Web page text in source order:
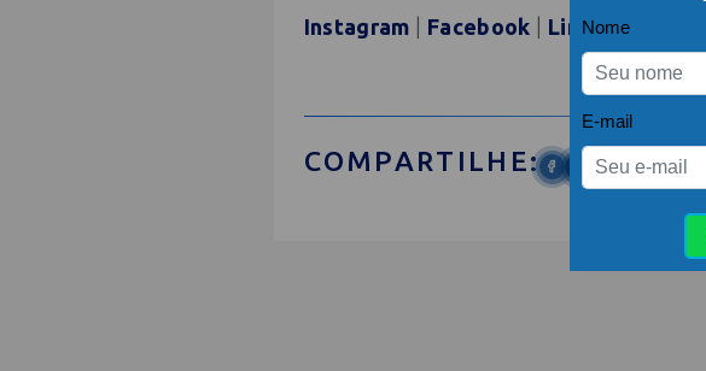
Instagram
Facebook Linkedin
COMPARTILHE: